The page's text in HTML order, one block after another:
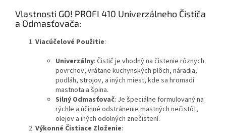
Vlastnosti GO! PROFI 410 Univerzálneho Čističa
a Odmasťovača:
Viacúčelové Použitie:
Univerzálny: Čistič je vhodný na čistenie rôznych
povrchov, vrátane kuchynských plôch, náradia,
podláh, strojov, a iných miest, kde sa hromadí
mastnota a špina.
Silný Odmasťovač: Je špeciálne formulovaný na
rýchle a účinné odstránenie mastných nečistôt,
olejov a iných odolných znečistení.
Výkonné Čistiace Zloženie: